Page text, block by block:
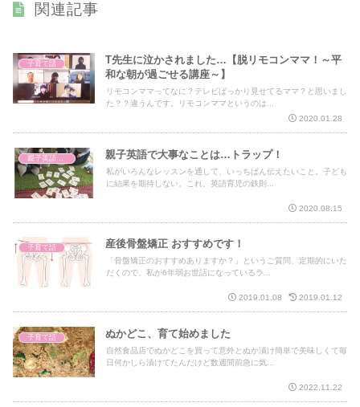
関連記事
子育て話
T先生に泣かされました…【脱リモコンママ！～平
和な朝が過ごせる講座～】
リモコンママってなに？テレビばっかり見せてるママ？と思いまし
た？？違うんです。リモコンママというのは...
2020.01.28
親子英語で大事なことは…トラップ！
私がいろんなレッスンを通して、いっちばん伝えたいこと。子ども
に結果を期待しない。これ、英語育児の鉄則...
2020.08.15
子育て話 産後骨盤矯正 おすすめです！
「骨盤矯正のおすすめありますか？」というご質問、定期的にいた
だくので、私が6年弱お世話になっているラ...
2019.01.08 2019.01.12
子育て話 ぬかどこ、育て始めました
自然食品店でぬかどこを買って意外とぬか漬け簡単で美味しくて毎
日何かしら漬けてたんだけど数週間前急に気...
2022.11.22